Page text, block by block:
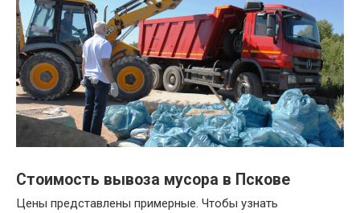
Стоимость вывоза мусора в Пскове
Цены представлены примерные. Чтобы узнать